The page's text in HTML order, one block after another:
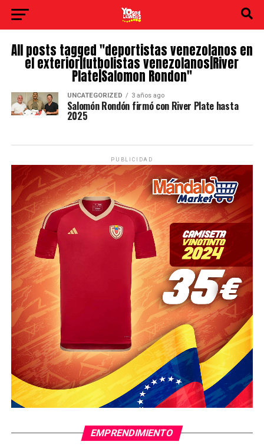
All posts tagged "deportistas venezolanos en
el exterior|futbolistas venezolanos|River
Plate|Salomon Rondon"
UNCATEGORIZED 3 años ago
Salomón Rondón firmó con River Plate hasta
2025
PUBLICIDAD
EMPRENDIMIENTO